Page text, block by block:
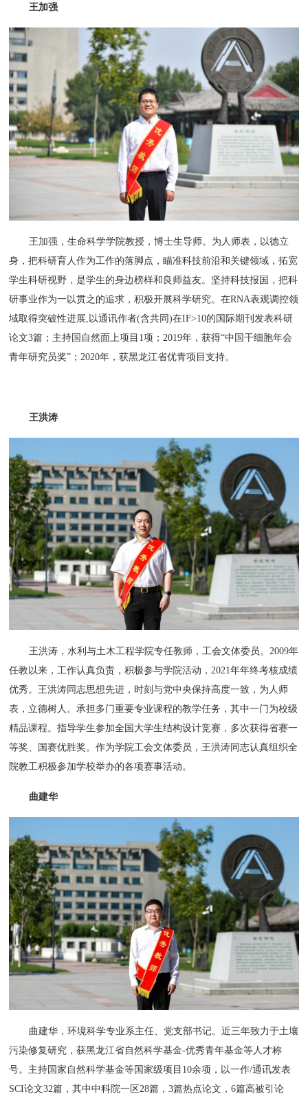
王加强
王加强，生命科学学院教授，博士生导师。为人师表，以德立
身，把科研育人作为工作的落脚点，瞄准科技前沿和关键领域，拓宽
学生科研视野，是学生的身边榜样和良师益友。坚持科技报国，把科
研事业作为一以贯之的追求，积极开展科学研究。在RNA表观调控领
域取得突破性进展,以通讯作者(含共同)在IF>10的国际期刊发表科研
论文3篇；主持国自然面上项目1项；2019年，获得“中国干细胞年会
青年研究员奖”；2020年，获黑龙江省优青项目支持。
王洪涛
王洪涛，水利与土木工程学院专任教师，工会文体委员。2009年
任教以来，工作认真负责，积极参与学院活动，2021年年终考核成绩
优秀。王洪涛同志思想先进，时刻与党中央保持高度一致，为人师
表，立德树人。承担多门重要专业课程的教学任务，其中一门为校级
精品课程。指导学生参加全国大学生结构设计竞赛，多次获得省赛一
等奖、国赛优胜奖。作为学院工会文体委员，王洪涛同志认真组织全
院教工积极参加学校举办的各项赛事活动。
曲建华
曲建华，环境科学专业系主任、党支部书记。近三年致力于土壤
污染修复研究，获黑龙江省自然科学基金-优秀青年基金等人才称
号。主持国家自然科学基金等国家级项目10余项，以一作/通讯发表
SCI论文32篇，其中中科院一区28篇，3篇热点论文，6篇高被引论